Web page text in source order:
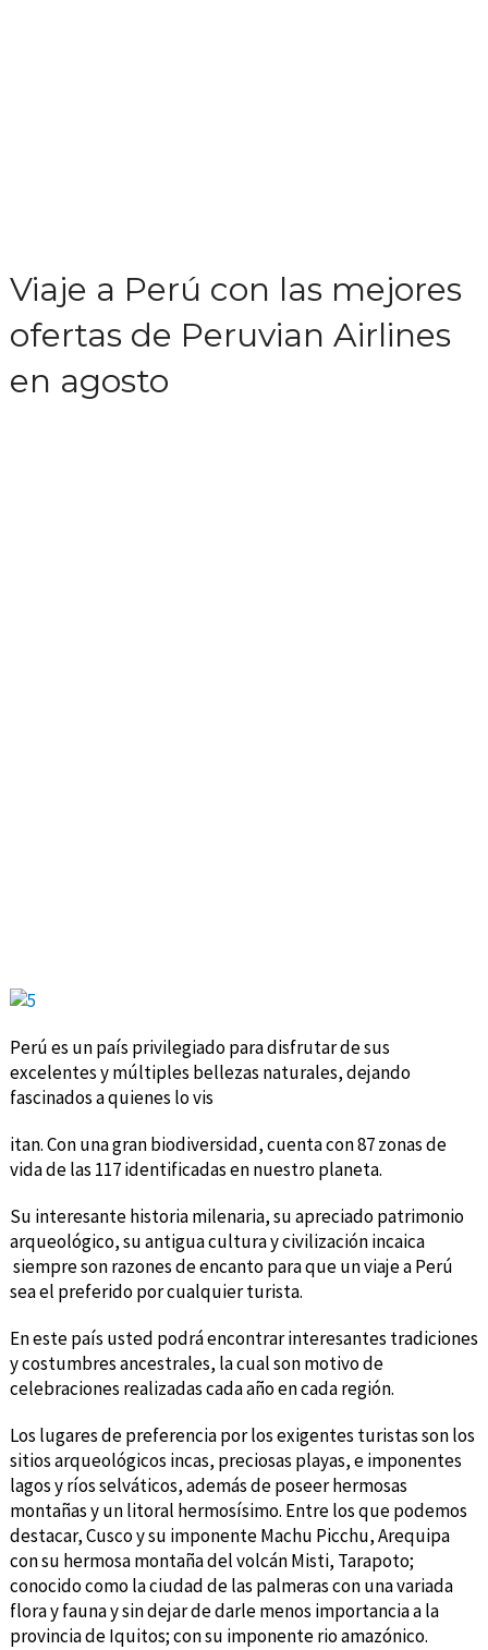
Viaje a Perú con las mejores
ofertas de Peruvian Airlines
en agosto
Perú es un país privilegiado para disfrutar de sus
excelentes y múltiples bellezas naturales, dejando
fascinados a quienes lo vis
itan. Con una gran biodiversidad, cuenta con 87 zonas de
vida de las 117 identificadas en nuestro planeta.
Su interesante historia milenaria, su apreciado patrimonio
arqueológico, su antigua cultura y civilización incaica
siempre son razones de encanto para que un viaje a Perú
sea el preferido por cualquier turista.
En este país usted podrá encontrar interesantes tradiciones
y costumbres ancestrales, la cual son motivo de
celebraciones realizadas cada año en cada región.
Los lugares de preferencia por los exigentes turistas son los
sitios arqueológicos incas, preciosas playas, e imponentes
lagos y ríos selváticos, además de poseer hermosas
montañas y un litoral hermosísimo. Entre los que podemos
destacar, Cusco y su imponente Machu Picchu, Arequipa
con su hermosa montaña del volcán Misti, Tarapoto;
conocido como la ciudad de las palmeras con una variada
flora y fauna y sin dejar de darle menos importancia a la
provincia de Iquitos; con su imponente rio amazónico.